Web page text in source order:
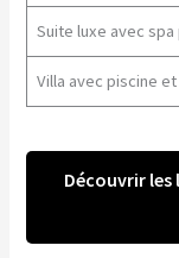
Suite luxe avec
Villa avec piscine et
Découvrir